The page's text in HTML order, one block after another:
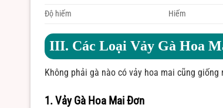
Độ hiếm
Hiếm
III. Các Loại Vảy Gà Hoa
Không phải gà nào có vảy hoa mai cũng
1. Vảy Gà Hoa Mai Đơn